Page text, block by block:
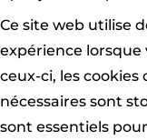
Ce site web utilise
expérience lorsque
ceux-ci, les
nécessaires sont
sont essentiels